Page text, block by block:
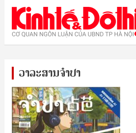
ວາລະສານຈຳປາ